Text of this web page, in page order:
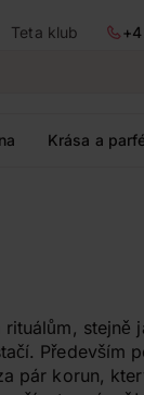
Teta klub
Krása a
stejně
Především
pár korun,